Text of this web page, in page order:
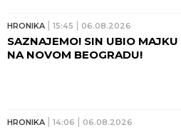
HRONIKA 15:45 06.08.2026
SAZNAJEMO! SIN UBIO MAJKU
NA NOVOM BEOGRADU!
HRONIKA 14:06 06.08.2026